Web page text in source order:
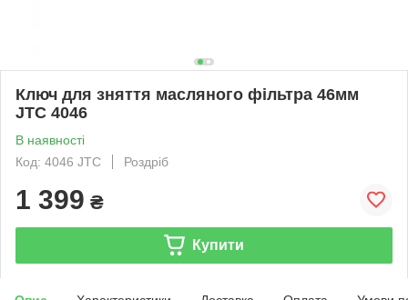
Ключ для зняття масляного фільтра 46мм
JTC 4046
В наявності
Код: 4046 JTC
Роздріб
1 399 ₴
Купити